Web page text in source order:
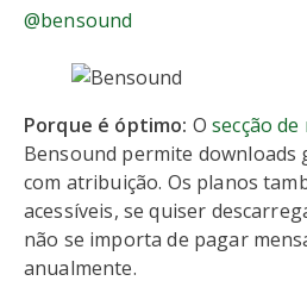
@bensound
Porque é óptimo: Osecção
Bensound permite downloads
com atribuição. Os planos
acessíveis, se quiser
não se importa de pagar
anualmente.